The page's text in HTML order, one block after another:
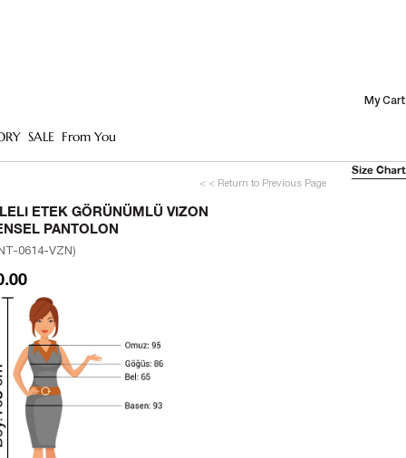
My Cart
SALE From You
< < Return to Previous Page
ETEK GÖRÜNÜMLÜ VIZON
PANTOLON
0614-VZN)
Size Chart